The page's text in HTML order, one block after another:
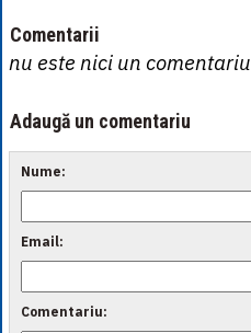
Comentarii
nu este nici un comentariu
Adaugă un comentariu
Nume:
Email:
Comentariu: